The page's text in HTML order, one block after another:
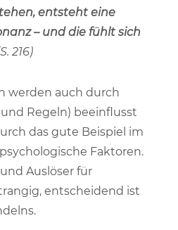
entsteht eine
– und die fühlt sich
216)
werden auch durch
Regeln) beeinflusst
das gute Beispiel im
Faktoren.
Auslöser für
entscheidend ist